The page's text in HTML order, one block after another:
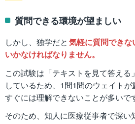
質問できる環境が望ましい
しかし、独学だと 気軽に質問でき
いかなければなりません。
この試験は「テキストを見て答える
しているため、1問1問のウェイト
すぐには理解できないことが多いで
そのため、知人に医療従事者で深い